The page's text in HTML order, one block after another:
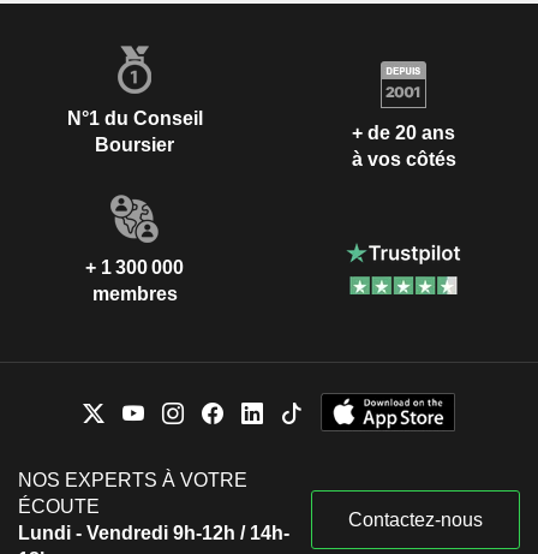
N°1 du Conseil
Boursier
+ de 20 ans
à vos côtés
+ 1 300 000
membres
NOS EXPERTS À VOTRE
ÉCOUTE
Lundi - Vendredi 9h-12h / 14h-
Contactez-nous